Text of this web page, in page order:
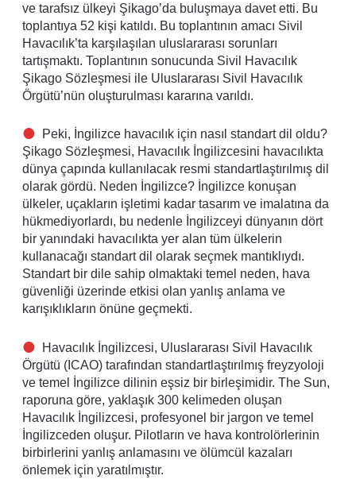
ve tarafsız ülkeyi Şikago’da buluşmaya davet etti. Bu
toplantıya 52 kişi katıldı. Bu toplantının amacı Sivil
Havacılık’ta karşılaşılan uluslararası sorunları
tartışmaktı. Toplantının sonucunda Sivil Havacılık
Şikago Sözleşmesi ile Uluslararası Sivil Havacılık
Örgütü’nün oluşturulması kararına varıldı.
Peki, İngilizce havacılık için nasıl standart dil oldu?
Şikago Sözleşmesi, Havacılık İngilizcesini havacılıkta
dünya çapında kullanılacak resmi standartlaştırılmış dil
olarak gördü. Neden İngilizce? İngilizce konuşan
ülkeler, uçakların işletimi kadar tasarım ve imalatına da
hükmediyorlardı, bu nedenle İngilizceyi dünyanın dört
bir yanındaki havacılıkta yer alan tüm ülkelerin
kullanacağı standart dil olarak seçmek mantıklıydı.
Standart bir dile sahip olmaktaki temel neden, hava
güvenliği üzerinde etkisi olan yanlış anlama ve
karışıklıkların önüne geçmekti.
Havacılık İngilizcesi, Uluslararası Sivil Havacılık
Örgütü (ICAO) tarafından standartlaştırılmış freyzyoloji
ve temel İngilizce dilinin eşsiz bir birleşimidir. The Sun,
raporuna göre, yaklaşık 300 kelimeden oluşan
Havacılık İngilizcesi, profesyonel bir jargon ve temel
İngilizceden oluşur. Pilotların ve hava kontrolörlerinin
birbirlerini yanlış anlamasını ve ölümcül kazaları
önlemek için yaratılmıştır.